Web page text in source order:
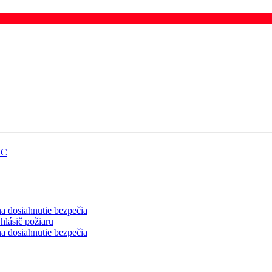
dosiahnutie bezpečia
požiaru
dosiahnutie bezpečia